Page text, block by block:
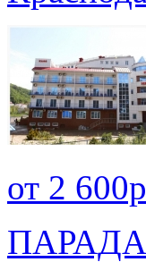
от 2